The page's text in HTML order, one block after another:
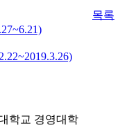
목록
학교 경영대학